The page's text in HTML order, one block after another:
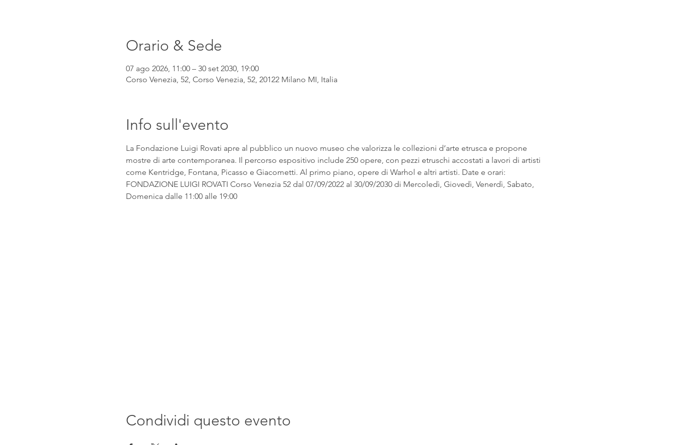
Orario & Sede
07 ago 2026, 11:00 – 30 set 2030, 19:00
Corso Venezia, 52, Corso Venezia, 52, 20122 Milano MI, Italia
Info sull'evento
La Fondazione Luigi Rovati apre al pubblico un nuovo museo che valorizza le collezioni d’arte etrusca e propone
mostre di arte contemporanea. Il percorso espositivo include 250 opere, con pezzi etruschi accostati a lavori di artisti
come Kentridge, Fontana, Picasso e Giacometti. Al primo piano, opere di Warhol e altri artisti. Date e orari:
FONDAZIONE LUIGI ROVATI Corso Venezia 52 dal 07/09/2022 al 30/09/2030 di Mercoledì, Giovedì, Venerdì, Sabato,
Domenica dalle 11:00 alle 19:00
Condividi questo evento